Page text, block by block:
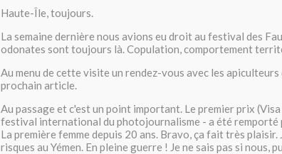
Haute-Île, toujours.
La semaine dernière nous avions eu droit au festival des
odonates sont toujours là. Copulation, comportement
Au menu de cette visite un rendez-vous avec les apiculteurs
prochain article.
Au passage et c'est un point important. Le premier prix
festival international du photojournalisme - a été remporté
La première femme depuis 20 ans. Bravo, ça fait très plaisir.
risques au Yémen. En pleine guerre ! Je ne sais pas si nous,